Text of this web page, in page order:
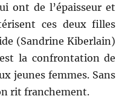
ont de l’épaisseur et
ces deux filles
(Sandrine Kiberlain)
la confrontation de
jeunes femmes. Sans
rit franchement.